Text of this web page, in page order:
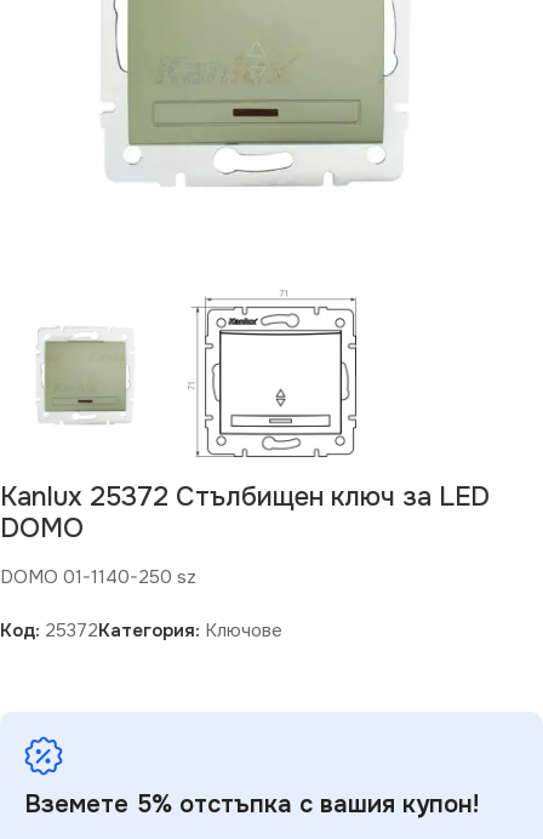
Kanlux 25372 Стълбищен ключ за LED
DOMO
DOMO 01-1140-250 sz
Код: 25372Категория: Ключове
Вземете 5% отстъпка с вашия купон!